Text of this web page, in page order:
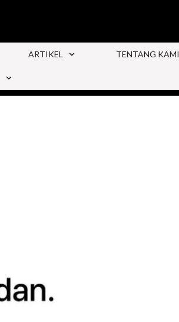
ARTIKEL TENTANG KAMI